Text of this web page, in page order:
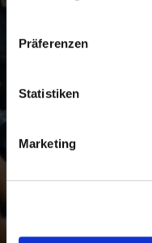
Präferenzen
Statistiken
Marketing
Wir
Anfragen
Craftbeer Corner Coeln
01634219870